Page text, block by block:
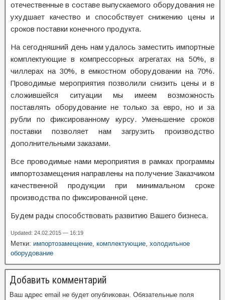
отечественные в составе выпускаемого оборудования не
ухудшает качество и способствует снижению цены и
сроков поставки конечного продукта.
На сегодняшний день нам удалось заместить импортные
комплектующие в компрессорных агрегатах на 50%, в
чиллерах на 30%, в емкостном оборудовании на 70%.
Проводимые мероприятия позволили снизить цены и в
сложившейся ситуации мы имеем возможность
поставлять оборудование не только за евро, но и за
рубли по фиксированному курсу. Уменьшение сроков
поставки позволяет нам загрузить производство
дополнительными заказами.
Все проводимые нами мероприятия в рамках программы
импортозамещения направлены на получение Заказчиком
качественной продукции при минимальном сроке
производства по фиксированной цене.
Будем рады способствовать развитию Вашего бизнеса.
Updated: 24.02.2015 — 16:19
Метки: импортозамещение, комплектующие, холодильное
оборудование
Добавить комментарий
Ваш адрес email не будет опубликован. Обязательные поля